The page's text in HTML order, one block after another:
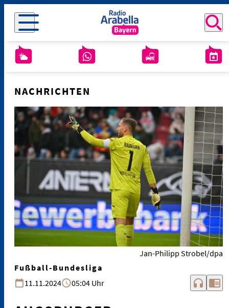
NACHRICHTEN
Jan-Philipp Strobel/dpa
Fußball-Bundesliga
11.11.2024
05:04 Uhr headphones chrome_reader_mode